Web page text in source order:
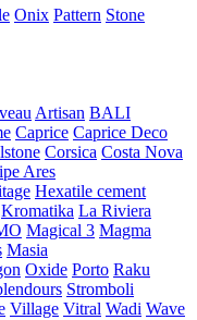
Onix Pattern Stone
Artisan BALI
Caprice Caprice Deco
Corsica Costa Nova
Ares
Hexatile cement
Kromatika La Riviera
Magical 3 Magma
Masia
Oxide Porto Raku
Stromboli
Village Vitral Wadi Wave